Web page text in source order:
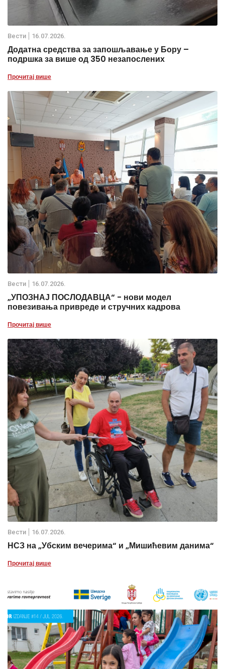
Вести 16.07.2026.
Додатна средства за запошљавање у Бору –
подршка за више од 350 незапослених
Прочитај више
Вести 16.07.2026.
„УПОЗНАЈ ПОСЛОДАВЦА“ - нови модел
повезивања привреде и стручних кадрова
Прочитај више
Вести 16.07.2026.
НСЗ на „Убским вечерима“ и „Мишићевим данима“
Прочитај више